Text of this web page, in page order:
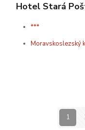
Hotel Stará
***
Moravskoslezský
1